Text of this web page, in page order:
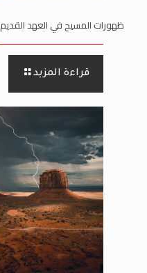
ظهورات المسيح في العهد القديم
قراءة المزيد